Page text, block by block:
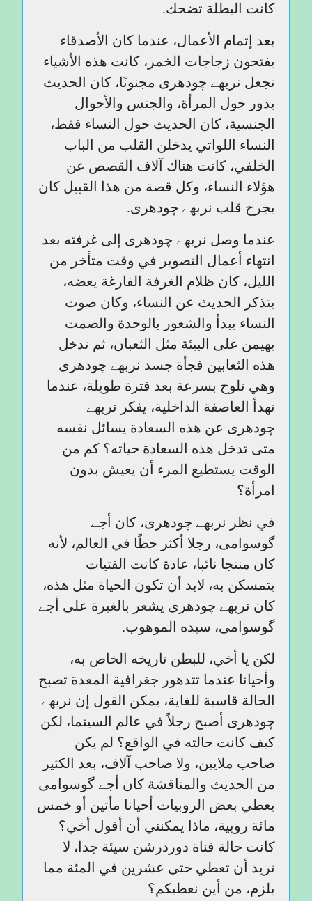
كانت البطلة تضحك.
بعد إتمام الأعمال، عندما كان الأصدقاء
يفتحون زجاجات الخمر، كانت هذه الأشياء
تجعل نربھے چودھری مجنونًا، كان الحديث
يدور حول المرأة، والجنس والأحوال
الجنسية، كان الحديث حول النساء فقط،
النساء اللواتي يدخلن القلب من الباب
الخلفي، كانت هناك آلاف القصص عن
هؤلاء النساء، وكل قصة من هذا القبيل كان
يجرح قلب نربھے چودھری.
عندما وصل نربھے چودھری إلى غرفته بعد
انتهاء أعمال التصوير في وقت متأخر من
الليل، كان ظلام الغرفة الفارغة يعضه،
يتذكر الحديث عن النساء، وكان صوت
النساء يبدأ والشعور بالوحدة والصمت
يهيمن على البيئة مثل الثعبان، ثم تدخل
هذه الثعابين فجأة جسد نربھے چودھری
وهي تلوح بسرعة بعد فترة طويلة، عندما
تهدأ العاصفة الداخلية، يفكر نربھے
چودھری عن هذه السعادة يسائل نفسه
متى تدخل هذه السعادة حياته؟ كم من
الوقت يستطيع المرء أن يعيش بدون
امرأة؟
في نظر نربھے چودھری، كان أجے
گوسوامی، رجلا أكثر حظًا في العالم، لأنه
كان منتجا نائبا، عادة كانت الفتيات
يتمسكن به، لابد أن تكون الحياة مثل هذه،
كان نربھے چودھری يشعر بالغيرة على أجے
گوسوامی، سيده الموهوب.
لكن يا أخي، للبطن تاريخه الخاص به،
وأحيانا عندما تتدهور جغرافية المعدة تصبح
الحالة قاسية للغاية، يمكن القول إن نربھے
چودھری أصبح رجلاً في عالم السينما، لكن
كيف كانت حالته في الواقع؟ لم يكن
صاحب ملايين، ولا صاحب آلاف، بعد الكثير
من الحديث والمناقشة كان أجے گوسوامی
يعطي بعض الروبيات أحيانا مأتين أو خمس
مائة روبية، ماذا يمكنني أن أقول أخي؟
كانت حالة قناة دوردرشن سيئة جدا، لا
تريد أن تعطي حتى عشرين في المئة مما
يلزم، من أين نعطيكم؟